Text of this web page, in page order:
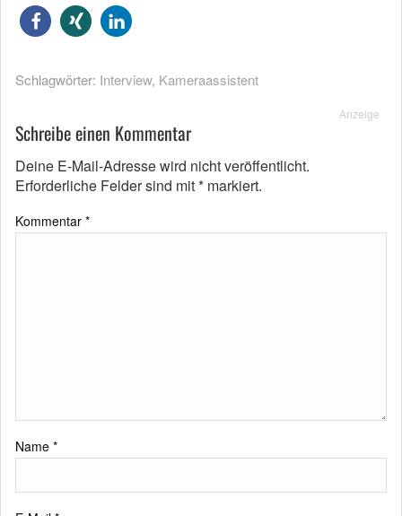
Schlagwörter: Interview, Kameraassistent
Anzeige
Schreibe einen Kommentar
Deine E-Mail-Adresse wird nicht veröffentlicht.
Erforderliche Felder sind mit* markiert.
Kommentar *
Name *